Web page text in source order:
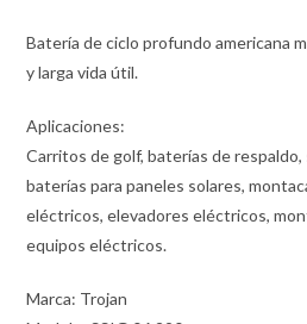
Batería de ciclo profundo americana
y larga vida útil.
Aplicaciones:
Carritos de golf, baterías de
baterías para paneles solares,
eléctricos, elevadores eléctricos,
equipos eléctricos.
Marca: Trojan